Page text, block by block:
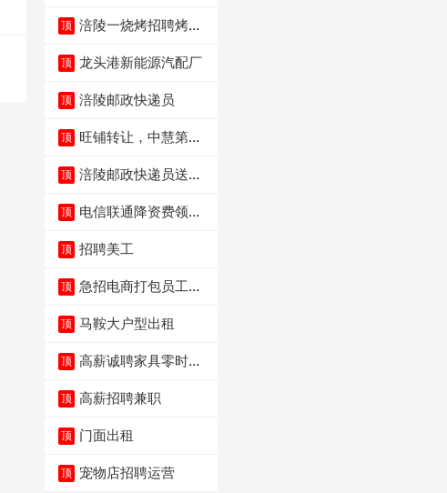
顶 涪陵一烧烤招聘烤工
顶 龙头港新能源汽配厂
顶 涪陵邮政快递员
顶 旺铺转让，中慧第一
顶 涪陵邮政快递员送货
顶 电信联通降资费领价
顶 招聘美工
顶 急招电商打包员工作
顶 马鞍大户型出租
顶 高薪诚聘家具零时促
顶 高薪招聘兼职
顶 门面出租
顶 宠物店招聘运营